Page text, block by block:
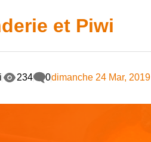
et Piwi
234 0dimanche 24 Mar, 2019